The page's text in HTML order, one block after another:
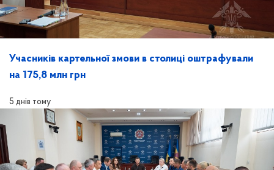
Учасників картельної змови в столиці оштрафували
на 175,8 млн грн
5 днів тому